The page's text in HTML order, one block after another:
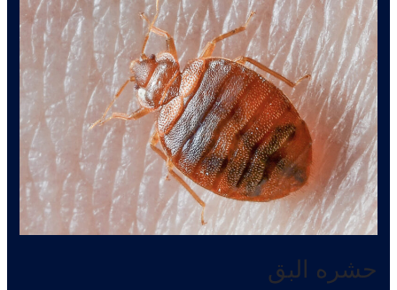
حشره البق